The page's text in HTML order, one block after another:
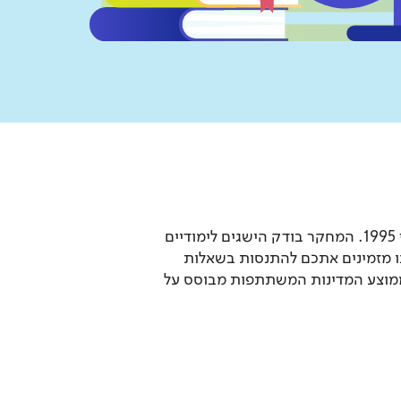
מחקר TIMSS הוא מבחן הנערך כחלק ממחקר בין-לאומי בתחום החינוך ומתקיים אחת לארבע שנים מאז 1995. המחקר בודק הישגים לימודיים
אתכם להתנסות בשאלות
המדינות המשתתפות מבוסס על